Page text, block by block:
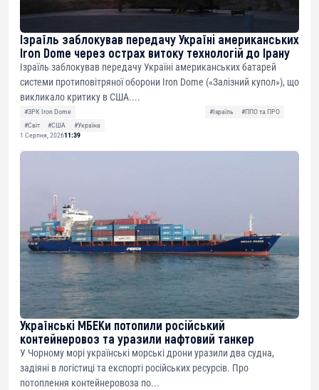
Ізраїль заблокував передачу Україні американських
Iron Dome через острах витоку технологій до Ірану
Ізраїль заблокував передачу Україні американських батарей
системи протиповітряної оборони Iron Dome («Залізний купол»), що
викликало критику в США....
#ЗРК Iron Dome #Ізраїль
#ППО та ПРО
#Світ
#США
#Україна
1 Серпня, 202611:39
Українські МБЕКи потопили російський
контейнеровоз та уразили нафтовий танкер
У Чорному морі українські морські дрони уразили два судна,
задіяні в логістиці та експорті російських ресурсів. Про
потоплення контейнеровоза по...